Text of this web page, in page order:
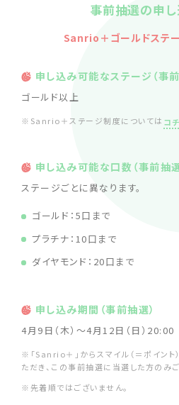
事前抽選の申
Sanrio＋ゴールドステ
申し込み可能なステージ（事前
ゴールド以上
※Sanrio＋ステージ制度については コ
申し込み可能な口数（事前抽選
ステージごとに異なります。
ゴールド：5口まで
プラチナ：10口まで
ダイヤモンド：20口まで
申し込み期間（事前抽選）
4月9日（木）～4月12日（日）20:00
※「Sanrio＋」からスマイル（＝ポイント
ただき、この事前抽選に当選した方のみ
※先着順ではございません。